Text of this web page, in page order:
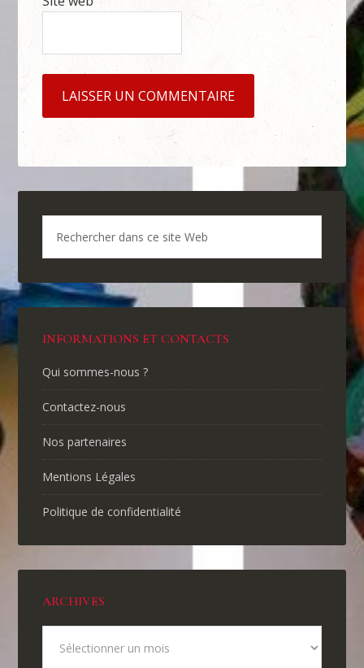
INFORMATIONS ET CONTACTS
Qui sommes-nous ?
Contactez-nous
Nos partenaires
Mentions Légales
Politique de confidentialité
ARCHIVES